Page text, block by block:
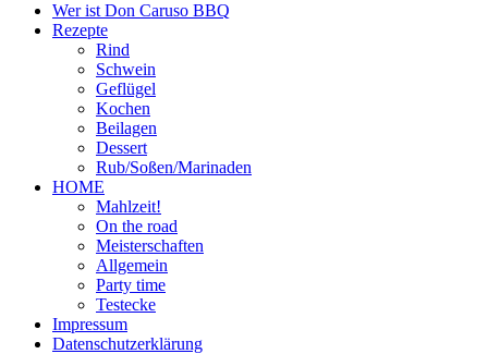
Wer ist Don Caruso BBQ
Rezepte
Rind
Schwein
Geflügel
Kochen
Beilagen
Dessert
Rub/Soßen/Marinaden
HOME
Mahlzeit!
On the road
Meisterschaften
Allgemein
Party time
Testecke
Impressum
Datenschutzerklärung